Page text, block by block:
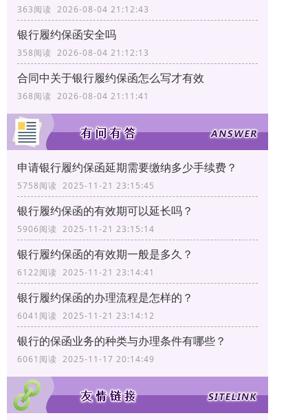
363阅读 2026-08-04 21:12:43
银行履约保函安全吗
358阅读 2026-08-04 21:12:13
合同中关于银行履约保函怎么写才有效
368阅读 2026-08-04 21:11:41
申请银行履约保函延期需要缴纳多少手续费？
5758阅读 2025-11-21 23:15:45
银行履约保函的有效期可以延长吗？
5906阅读 2025-11-21 23:15:14
银行履约保函的有效期一般是多久？
6122阅读 2025-11-21 23:14:41
银行履约保函的办理流程是怎样的？
6041阅读 2025-11-21 23:14:12
银行的保函业务的种类与办理条件有哪些？
6061阅读 2025-11-17 20:14:49